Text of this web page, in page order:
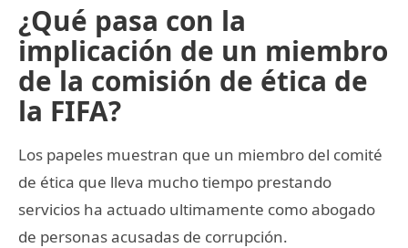
¿Qué pasa con la
implicación de un miembro
de la comisión de ética de
la FIFA?
Los papeles muestran que un miembro del comité
de ética que lleva mucho tiempo prestando
servicios ha actuado ultimamente como abogado
de personas acusadas de corrupción.